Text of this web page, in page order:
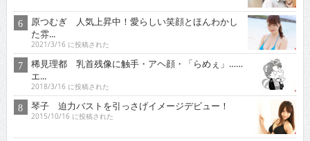
原つむぎ 人気上昇中！愛らしい笑顔とほんわかし
た雰...
2021/3/16 に投稿された
稀見理都 乳首残像に触手・アヘ顔・「らめぇ」……
エ...
2018/3/16 に投稿された
琴子 迫力バストを引っさげイメージデビュー！
2015/10/16 に投稿された